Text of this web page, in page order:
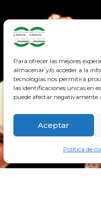
Para ofrecer las mejores
almacenar y/o acceder a la
tecnologías nos permitirá
las identificaciones únicas en
puede afectar negativamente
Aceptar
Política de